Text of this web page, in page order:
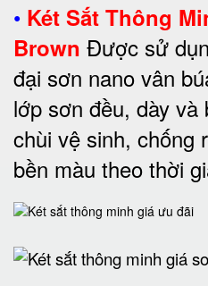
• Két Sắt Thông
Brown Được sử
đại sơn nano vân
lớp sơn đều, dày và
chùi vệ sinh, chống
bền màu theo thời